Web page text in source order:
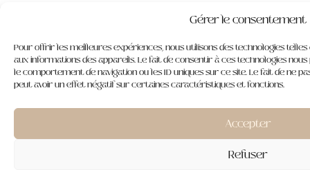
Gérer le consentement
Pour offrir les meilleures expériences, nous utilisons des technologies
aux informations des appareils. Le fait de consentir à ces technologies
le comportement de navigation ou les ID uniques sur ce site. Le fait de ne
peut avoir un effet négatif sur certaines caractéristiques et fonctions.
Accepter
Refuser